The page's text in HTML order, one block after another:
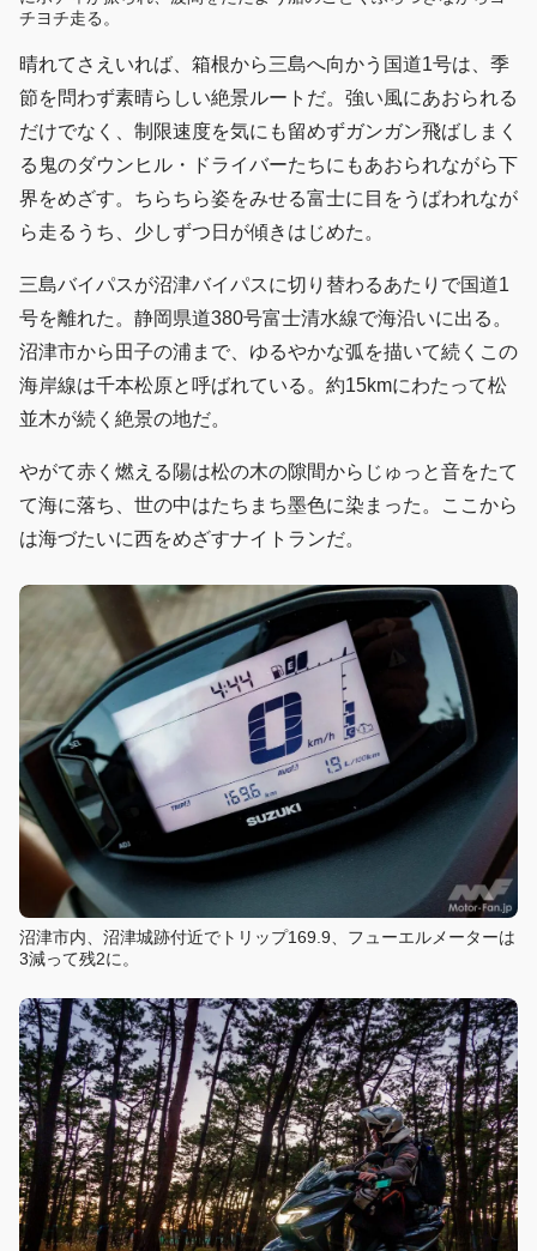
チヨチ走る。
晴れてさえいれば、箱根から三島へ向かう国道1号は、季
節を問わず素晴らしい絶景ルートだ。強い風にあおられる
だけでなく、制限速度を気にも留めずガンガン飛ばしまく
る鬼のダウンヒル・ドライバーたちにもあおられながら下
界をめざす。ちらちら姿をみせる富士に目をうばわれなが
ら走るうち、少しずつ日が傾きはじめた。
三島バイパスが沼津バイパスに切り替わるあたりで国道1
号を離れた。静岡県道380号富士清水線で海沿いに出る。
沼津市から田子の浦まで、ゆるやかな弧を描いて続くこの
海岸線は千本松原と呼ばれている。約15kmにわたって松
並木が続く絶景の地だ。
やがて赤く燃える陽は松の木の隙間からじゅっと音をたて
て海に落ち、世の中はたちまち墨色に染まった。ここから
は海づたいに西をめざすナイトランだ。
沼津市内、沼津城跡付近でトリップ169.9、フューエルメーターは
3減って残2に。